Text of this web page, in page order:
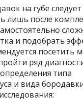
на губе следует
лишь после
и подобрать
посетить
ряд
типа
и вида